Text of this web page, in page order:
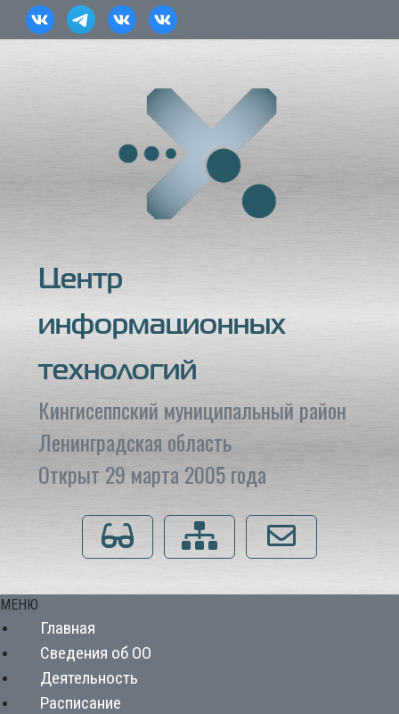
Центр
информационных
технологий
Кингисеппский муниципальный район
Ленинградская область
Открыт 29 марта 2005 года
Для слабовидящихКарта сайта Напишите нам
МЕНЮ
Главная
Сведения об ОО
Деятельность
Расписание